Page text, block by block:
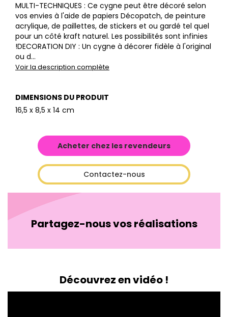
MULTI-TECHNIQUES : Ce cygne peut être décoré selon
vos envies à l'aide de papiers Décopatch, de peinture
acrylique, de paillettes, de stickers et ou gardé tel quel
pour un côté kraft naturel. Les possibilités sont infinies
!DECORATION DIY : Un cygne à décorer fidèle à l'original
ou d...
Voir la description complète
DIMENSIONS DU PRODUIT
16,5 x 8,5 x 14 cm
Acheter chez les revendeurs
Contactez-nous
Partagez-nous vos réalisations
Découvrez en vidéo !